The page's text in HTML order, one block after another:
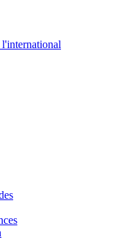
l'international